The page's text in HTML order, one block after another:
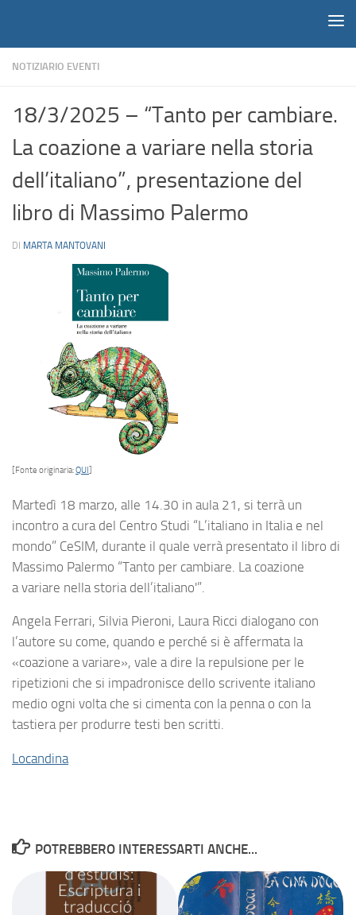
NOTIZIARIO EVENTI
18/3/2025 – “Tanto per cambiare.
La coazione a variare nella storia
dell’italiano”, presentazione del
libro di Massimo Palermo
DI MARTA MANTOVANI
[Fonte originaria:QUI]
Martedì 18 marzo, alle 14.30 in aula 21, si terrà un
incontro a cura del Centro Studi “L’italiano in Italia e nel
mondo” CeSIM, durante il quale verrà presentato il libro di
Massimo Palermo “Tanto per cambiare. La coazione
a variare nella storia dell’italiano'”.
Angela Ferrari, Silvia Pieroni, Laura Ricci dialogano con
l’autore su come, quando e perché si è affermata la
«coazione a variare», vale a dire la repulsione per le
ripetizioni che si impadronisce dello scrivente italiano
medio ogni volta che si cimenta con la penna o con la
tastiera per produrre testi ben scritti.
Locandina
POTREBBERO INTERESSARTI ANCHE...